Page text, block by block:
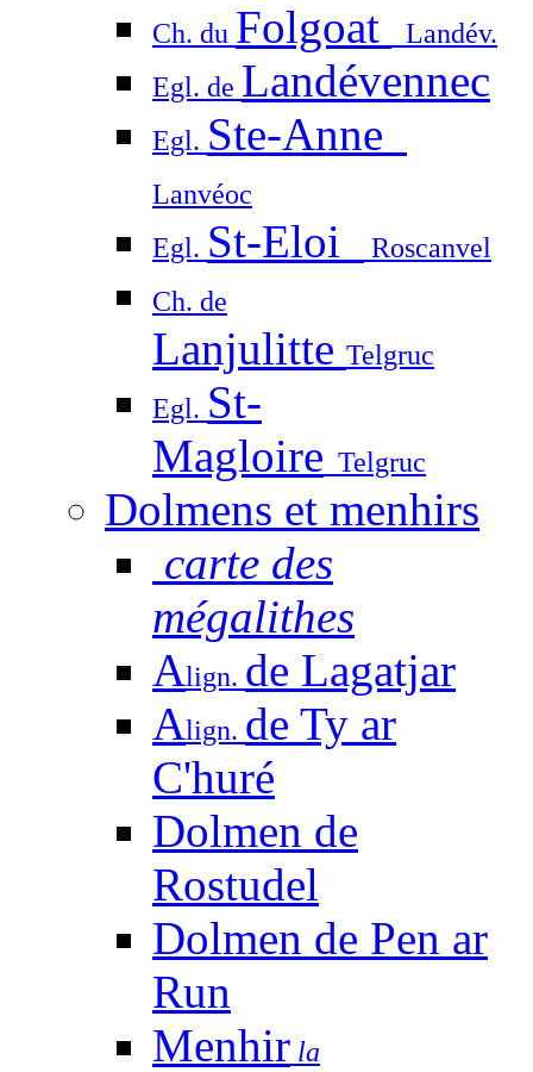
Ch. du Folgoat
Landév.
Egl. de Landévennec
Egl. Ste-Anne
Lanvéoc
Egl. St-Eloi
Roscanvel
Ch. de
Lanjulitte Telgruc
Egl. St-
Magloire Telgruc
Dolmens et menhirs
carte des
mégalithes
Align. de Lagatjar
Align. de Ty ar
C'huré
Dolmen de
Rostudel
Dolmen de Pen ar
Run
Menhir la